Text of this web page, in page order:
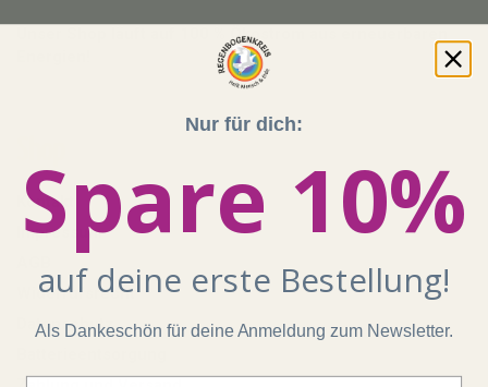
Unser Shop läuft auf 100 % Ökostrom aus erneuerbaren
Kontakt
Impressum
Widerrufsrecht
Datenschutz
Nur für dich:
Spare 10%
auf deine erste Bestellung!
Als Dankeschön für deine Anmeldung zum Newsletter.